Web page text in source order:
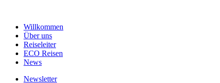
Willkommen
Über uns
Reiseleiter
ECO Reisen
News
Newsletter